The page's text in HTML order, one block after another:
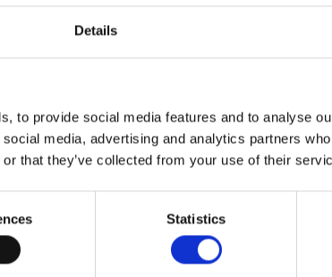
Details
to provide social media features and to analyse
media, advertising and analytics partners
that they’ve collected from your use of their
Statistics
vergeleken met de andere Voja
is er genoeg te zien en te doen.
kustlijnen en prachtige zwarte
in het midden van het eiland. Dit